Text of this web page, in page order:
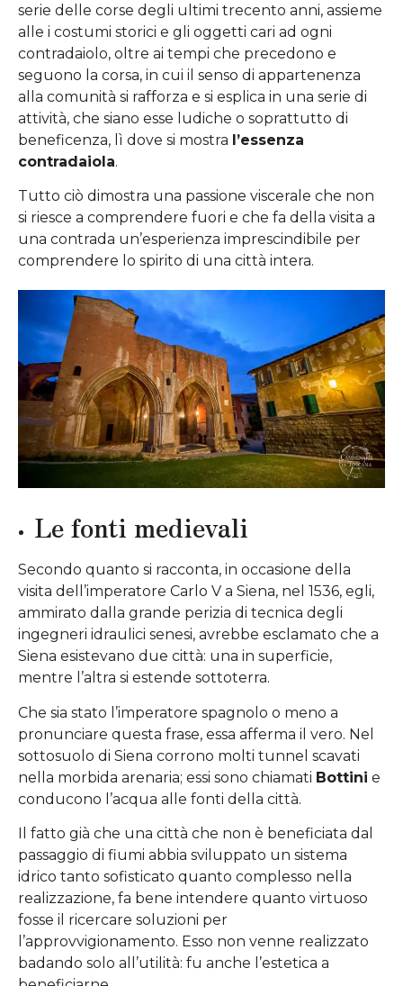
serie delle corse degli ultimi trecento anni, assieme
alle i costumi storici e gli oggetti cari ad ogni
contradaiolo, oltre ai tempi che precedono e
seguono la corsa, in cui il senso di appartenenza
alla comunità si rafforza e si esplica in una serie di
attività, che siano esse ludiche o soprattutto di
beneficenza, lì dove si mostra l’essenza
contradaiola.
Tutto ciò dimostra una passione viscerale che non
si riesce a comprendere fuori e che fa della visita a
una contrada un’esperienza imprescindibile per
comprendere lo spirito di una città intera.
Le fonti medievali
Secondo quanto si racconta, in occasione della
visita dell’imperatore Carlo V a Siena, nel 1536, egli,
ammirato dalla grande perizia di tecnica degli
ingegneri idraulici senesi, avrebbe esclamato che a
Siena esistevano due città: una in superficie,
mentre l’altra si estende sottoterra.
Che sia stato l’imperatore spagnolo o meno a
pronunciare questa frase, essa afferma il vero. Nel
sottosuolo di Siena corrono molti tunnel scavati
nella morbida arenaria; essi sono chiamati Bottini e
conducono l’acqua alle fonti della città.
Il fatto già che una città che non è beneficiata dal
passaggio di fiumi abbia sviluppato un sistema
idrico tanto sofisticato quanto complesso nella
realizzazione, fa bene intendere quanto virtuoso
fosse il ricercare soluzioni per
l’approvvigionamento. Esso non venne realizzato
badando solo all’utilità: fu anche l’estetica a